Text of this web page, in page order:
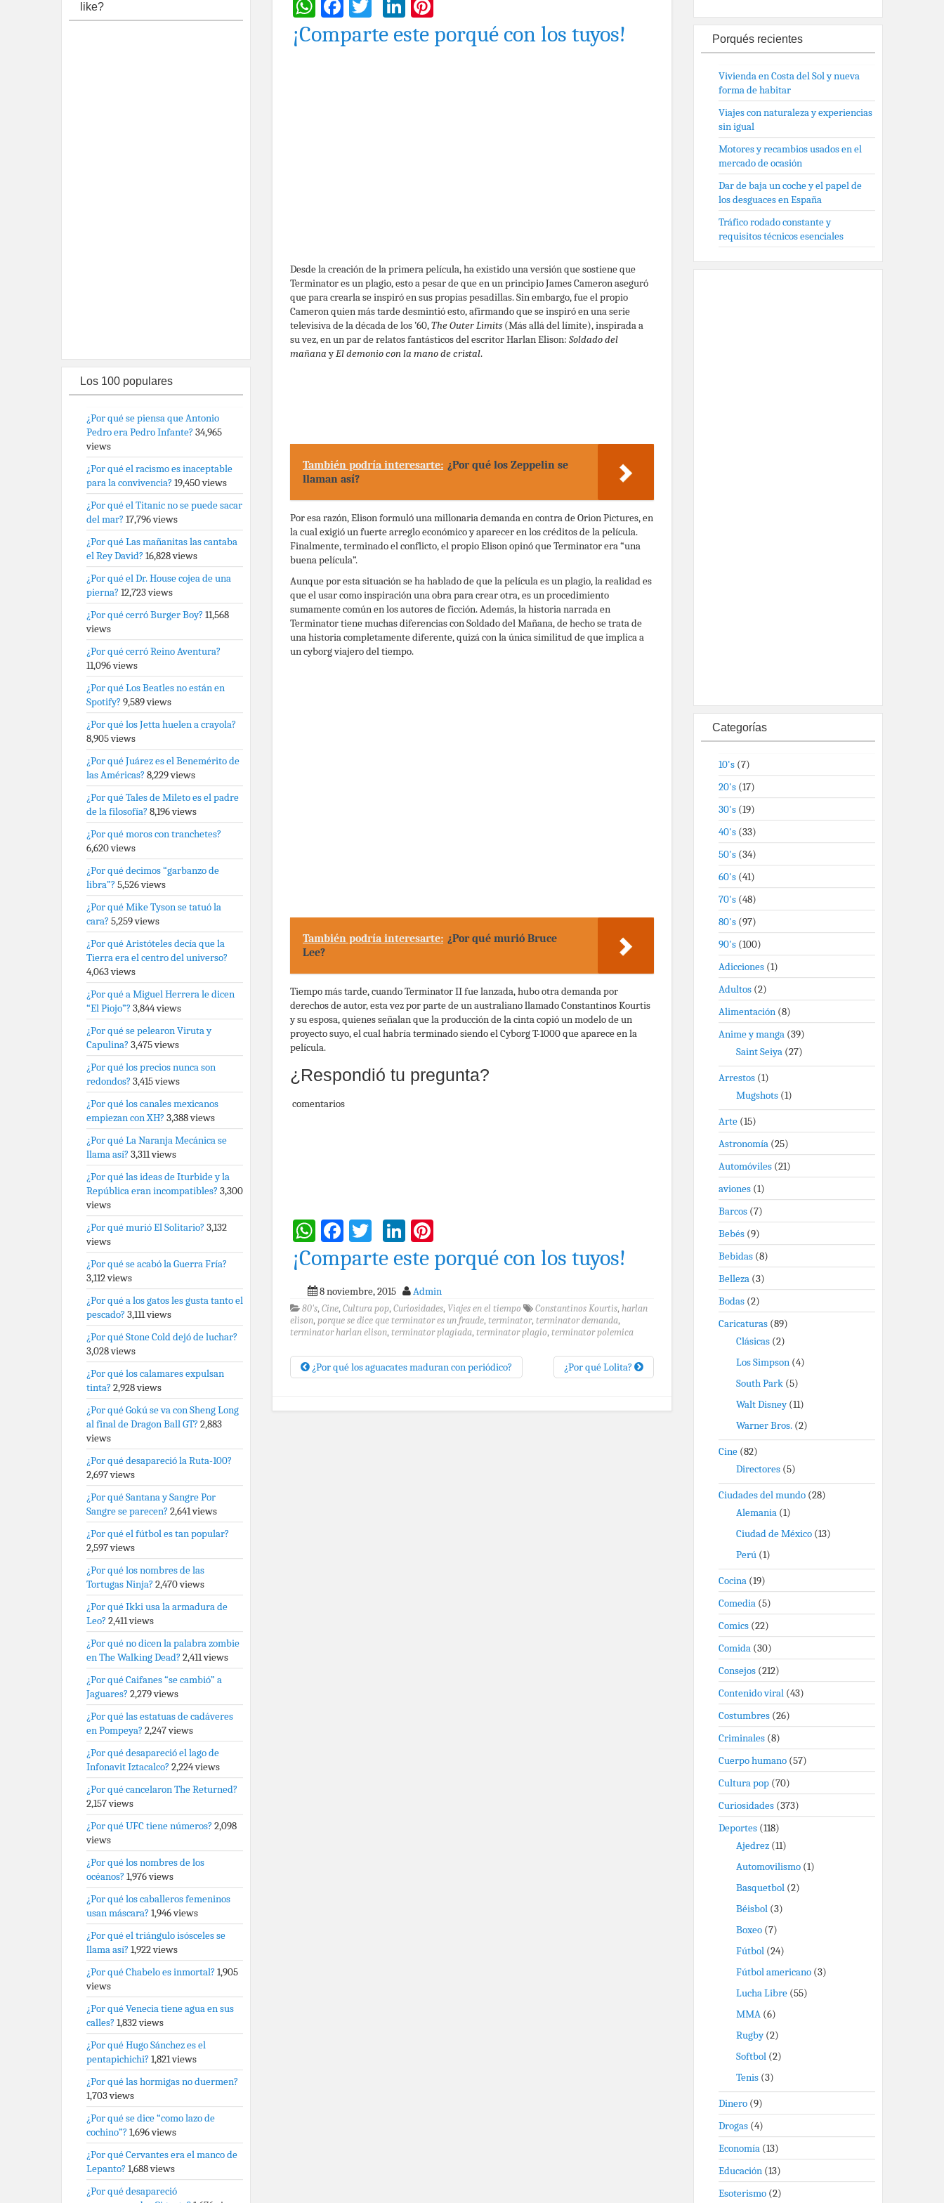
WhatsApp
Facebook
TwitterLinkedIn
¡Comparte este porqué con los tuyos!
Desde la creación de la primera película, ha existido una versión que sostiene que
Terminator es un plagio, esto a pesar de que en un principio James Cameron aseguró
que para crearla se inspiró en sus propias pesadillas. Sin embargo, fue el propio
Cameron quien más tarde desmintió esto, afirmando que se inspiró en una serie
televisiva de la década de los ’60, The Outer Limits(Más allá del límite), inspirada a
su vez, en un par de relatos fantásticos del escritor Harlan Elison: Soldado del
mañanayEl demonio con la mano de cristal.
También podría interesarte: ¿Por qué los Zeppelin se
llaman así?
Por esa razón, Elison formuló una millonaria demanda en contra de Orion Pictures, en
la cual exigió un fuerte arreglo económico y aparecer en los créditos de la película.
Finalmente, terminado el conflicto, el propio Elison opinó que Terminator era “una
buena película”.
Aunque por esta situación se ha hablado de que la película es un plagio, la realidad es
que el usar como inspiración una obra para crear otra, es un procedimiento
sumamente común en los autores de ficción. Además, la historia narrada en
Terminator tiene muchas diferencias con Soldado del Mañana, de hecho se trata de
una historia completamente diferente, quizá con la única similitud de que implica a
un cyborg viajero del tiempo.
También podría interesarte: ¿Por qué murió Bruce
Lee?
Tiempo más tarde, cuando Terminator II fue lanzada, hubo otra demanda por
derechos de autor, esta vez por parte de un australiano llamado Constantinos Kourtis
y su esposa, quienes señalan que la producción de la cinta copió un modelo de un
proyecto suyo, el cual habría terminado siendo el Cyborg T-1000 que aparece en la
película.
¿Respondió tu pregunta?
comentarios
WhatsApp
Facebook
TwitterLinkedIn
¡Comparte este porqué con los tuyos!
8 noviembre, 2015 Admin
80's, Cine, Cultura pop, Curiosidades, Viajes en el tiempo Constantinos Kourtis, harlan
elison, porque se dice que terminator es un fraude, terminator, terminator demanda,
terminator harlan elison, terminator plagiada, terminator plagio, terminator polemica
¿Por qué los aguacates maduran con periódico? ¿Por qué Lolita?
like?
Los 100 populares
¿Por qué se piensa que Antonio
Pedro era Pedro Infante? 34,965
views
¿Por qué el racismo es inaceptable
para la convivencia? 19,450 views
¿Por qué el Titanic no se puede sacar
del mar? 17,796 views
¿Por qué Las mañanitas las cantaba
el Rey David? 16,828 views
¿Por qué el Dr. House cojea de una
pierna? 12,723 views
¿Por qué cerró Burger Boy? 11,568
views
¿Por qué cerró Reino Aventura?
11,096 views
¿Por qué Los Beatles no están en
Spotify? 9,589 views
¿Por qué los Jetta huelen a crayola?
8,905 views
¿Por qué Juárez es el Benemérito de
las Américas? 8,229 views
¿Por qué Tales de Mileto es el padre
de la filosofía? 8,196 views
¿Por qué moros con tranchetes?
6,620 views
¿Por qué decimos “garbanzo de
libra”? 5,526 views
¿Por qué Mike Tyson se tatuó la
cara? 5,259 views
¿Por qué Aristóteles decía que la
Tierra era el centro del universo?
4,063 views
¿Por qué a Miguel Herrera le dicen
“El Piojo”? 3,844 views
¿Por qué se pelearon Viruta y
Capulina? 3,475 views
¿Por qué los precios nunca son
redondos? 3,415 views
¿Por qué los canales mexicanos
empiezan con XH? 3,388 views
¿Por qué La Naranja Mecánica se
llama así? 3,311 views
¿Por qué las ideas de Iturbide y la
República eran incompatibles? 3,300
views
¿Por qué murió El Solitario? 3,132
views
¿Por qué se acabó la Guerra Fría?
3,112 views
¿Por qué a los gatos les gusta tanto el
pescado? 3,111 views
¿Por qué Stone Cold dejó de luchar?
3,028 views
¿Por qué los calamares expulsan
tinta? 2,928 views
¿Por qué Gokú se va con Sheng Long
al final de Dragon Ball GT? 2,883
views
¿Por qué desapareció la Ruta-100?
2,697 views
¿Por qué Santana y Sangre Por
Sangre se parecen? 2,641 views
¿Por qué el fútbol es tan popular?
2,597 views
¿Por qué los nombres de las
Tortugas Ninja? 2,470 views
¿Por qué Ikki usa la armadura de
Leo? 2,411 views
¿Por qué no dicen la palabra zombie
en The Walking Dead? 2,411 views
¿Por qué Caifanes “se cambió” a
Jaguares? 2,279 views
¿Por qué las estatuas de cadáveres
en Pompeya? 2,247 views
¿Por qué desapareció el lago de
Infonavit Iztacalco? 2,224 views
¿Por qué cancelaron The Returned?
2,157 views
¿Por qué UFC tiene números? 2,098
views
¿Por qué los nombres de los
océanos? 1,976 views
¿Por qué los caballeros femeninos
usan máscara? 1,946 views
¿Por qué el triángulo isósceles se
llama así? 1,922 views
¿Por qué Chabelo es inmortal? 1,905
views
¿Por qué Venecia tiene agua en sus
calles? 1,832 views
¿Por qué Hugo Sánchez es el
pentapichichi? 1,821 views
¿Por qué las hormigas no duermen?
1,703 views
¿Por qué se dice “como lazo de
cochino”? 1,696 views
¿Por qué Cervantes era el manco de
Lepanto? 1,688 views
¿Por qué desapareció
Porqués recientes
Vivienda en Costa del Sol y nueva
forma de habitar
Viajes con naturaleza y experiencias
sin igual
Motores y recambios usados en el
mercado de ocasión
Dar de baja un coche y el papel de
los desguaces en España
Tráfico rodado constante y
requisitos técnicos esenciales
Categorías
10's (7)
20's (17)
30's (19)
40's (33)
50's (34)
60's (41)
70's (48)
80's (97)
90's (100)
Adicciones (1)
Adultos (2)
Alimentación (8)
Anime y manga (39)
Saint Seiya (27)
Arrestos (1)
Mugshots (1)
Arte (15)
Astronomía (25)
Automóviles (21)
aviones (1)
Barcos (7)
Bebés (9)
Bebidas (8)
Belleza (3)
Bodas (2)
Caricaturas (89)
Clásicas (2)
Los Simpson (4)
South Park (5)
Walt Disney(11)
Warner Bros. (2)
Cine (82)
Directores (5)
Ciudades del mundo (28)
Alemania (1)
Ciudad de México (13)
Perú (1)
Cocina (19)
Comedia (5)
Comics (22)
Comida (30)
Consejos (212)
Contenido viral (43)
Costumbres (26)
Criminales (8)
Cuerpo humano (57)
Cultura pop (70)
Curiosidades (373)
Deportes (118)
Ajedrez (11)
Automovilismo (1)
Basquetbol (2)
Béisbol (3)
Boxeo (7)
Fútbol (24)
Fútbol americano (3)
Lucha Libre (55)
MMA (6)
Rugby(2)
Softbol (2)
Tenis (3)
Dinero (9)
Drogas (4)
Economía (13)
Educación (13)
Esoterismo (2)